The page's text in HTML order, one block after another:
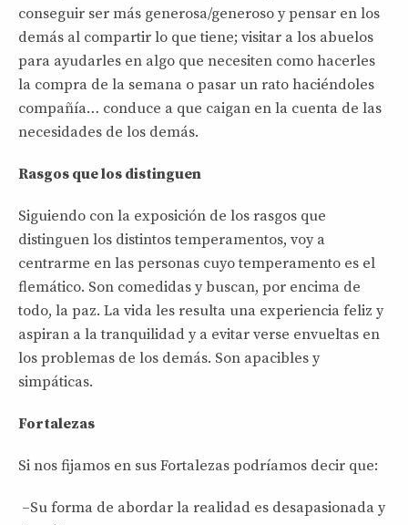
conseguir ser más generosa/generoso y pensar en los
demás al compartir lo que tiene; visitar a los abuelos
para ayudarles en algo que necesiten como hacerles
la compra de la semana o pasar un rato haciéndoles
compañía… conduce a que caigan en la cuenta de las
necesidades de los demás.
Rasgos que los distinguen
Siguiendo con la exposición de los rasgos que
distinguen los distintos temperamentos, voy a
centrarme en las personas cuyo temperamento es el
flemático. Son comedidas y buscan, por encima de
todo, la paz. La vida les resulta una experiencia feliz y
aspiran a la tranquilidad y a evitar verse envueltas en
los problemas de los demás. Son apacibles y
simpáticas.
Fortalezas
Si nos fijamos en sus Fortalezas podríamos decir que:
–Su forma de abordar la realidad es desapasionada y